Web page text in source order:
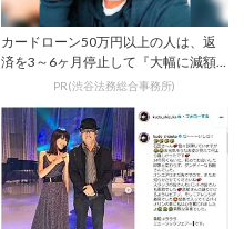
カードローン50万円以上の人は、返
済を3～6ヶ月停止して『大幅に減額
してから返済...PR(渋谷法務総合事務所)